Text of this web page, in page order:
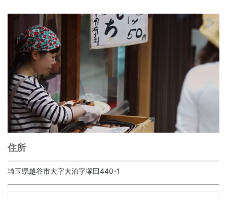
住所
埼玉県越谷市大字大泊字塚田440-1